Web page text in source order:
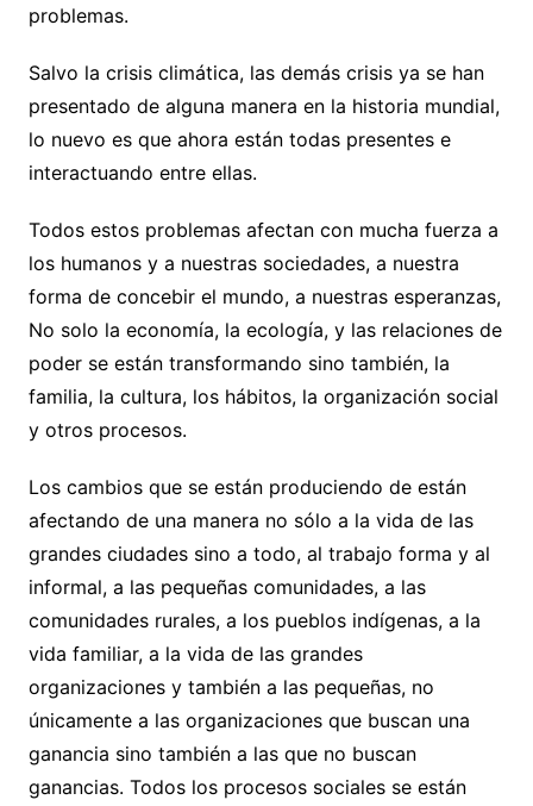
problemas.
Salvo la crisis climática, las demás crisis ya se han
presentado de alguna manera en la historia mundial,
lo nuevo es que ahora están todas presentes e
interactuando entre ellas.
Todos estos problemas afectan con mucha fuerza a
los humanos y a nuestras sociedades, a nuestra
forma de concebir el mundo, a nuestras esperanzas,
No solo la economía, la ecología, y las relaciones de
poder se están transformando sino también, la
familia, la cultura, los hábitos, la organización social
y otros procesos.
Los cambios que se están produciendo de están
afectando de una manera no sólo a la vida de las
grandes ciudades sino a todo, al trabajo forma y al
informal, a las pequeñas comunidades, a las
comunidades rurales, a los pueblos indígenas, a la
vida familiar, a la vida de las grandes
organizaciones y también a las pequeñas, no
únicamente a las organizaciones que buscan una
ganancia sino también a las que no buscan
ganancias. Todos los procesos sociales se están